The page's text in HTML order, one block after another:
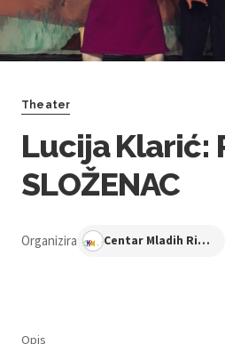
Theater
Lucija Klarić:
SLOŽENAC
Organizira Centar Mladih Ribnjak
Opis